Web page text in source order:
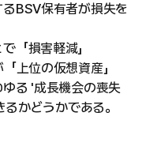
BSV保有者が損失を
「損害軽減」
上位の仮想資産」
る '成長機会の喪失
かどうかである。